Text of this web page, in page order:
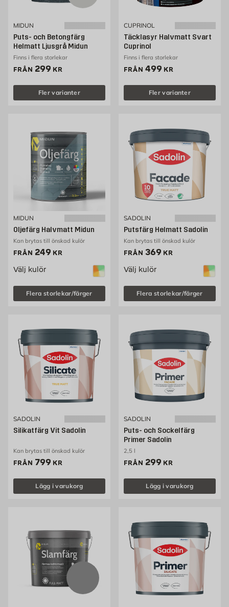
MIDUN
Puts- och Betongfärg
Helmatt Ljusgrå Midun
Finns i flera storlekar
FRÅN Pris 299 kr
299 KR
Fler varianter
CUPRINOL
Täcklasyr Halvmatt Svart
Cuprinol
Finns i flera storlekar
FRÅN Pris 499 kr
499 KR
Fler varianter
MIDUN
Oljefärg Halvmatt Midun
Kan brytas till önskad kulör
FRÅN Pris 249 kr
249 KR
Välj kulör
Flera storlekar/färger
SADOLIN
Putsfärg Helmatt Sadolin
Kan brytas till önskad kulör
FRÅN Pris 369 kr
369 KR
Välj kulör
Flera storlekar/färger
SADOLIN
Silikatfärg Vit Sadolin
Kan brytas till önskad kulör
FRÅN Pris 799 kr
799 KR
Lägg i varukorg
SADOLIN
Puts- och Sockelfärg
Primer Sadolin
2,5 l
FRÅN Pris 299 kr
299 KR
Lägg i varukorg